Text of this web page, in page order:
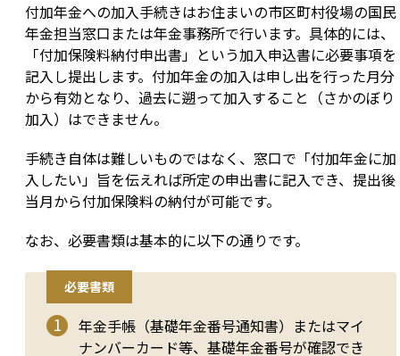
付加年金への加入手続きはお住まいの市区町村役場の国民
年金担当窓口または年金事務所で行います。具体的には、
「付加保険料納付申出書」という加入申込書に必要事項を
記入し提出します。付加年金の加入は申し出を行った月分
から有効となり、過去に遡って加入すること（さかのぼり
加入）はできません。
手続き自体は難しいものではなく、窓口で「付加年金に加
入したい」旨を伝えれば所定の申出書に記入でき、提出後
当月から付加保険料の納付が可能です。
なお、必要書類は基本的に以下の通りです。
必要書類
年金手帳（基礎年金番号通知書）またはマイ
ナンバーカード等、基礎年金番号が確認でき